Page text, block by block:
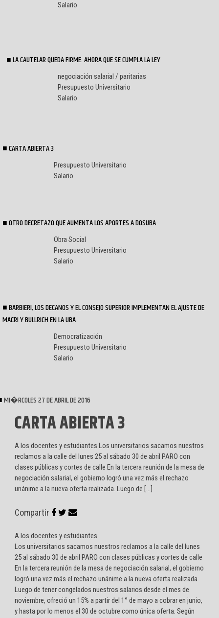
Salario
LA CAUTELAR QUEDA FIRME. AHORA QUE SE CUMPLA LA LEY
negociación salarial / paritarias
Presupuesto Universitario
Salario
CARTA ABIERTA 3
Presupuesto Universitario
Salario
OTRO DECRETAZO QUE AUMENTA LOS APORTES A DOSUBA
Obra Social
Presupuesto Universitario
Salario
BARBIERI, LOS DECANOS Y EL CONSEJO SUPERIOR IMPLEMENTAN EL AJUSTE DE
MACRI Y BULLRICH EN LA UBA
Democratización
Presupuesto Universitario
Salario
MI�RCOLES 27 DE ABRIL DE 2016
CARTA ABIERTA 3
A los docentes y estudiantes Los universitarios sacamos nuestros
reclamos a la calle del lunes 25 al sábado 30 de abril PARO con
clases públicas y cortes de calle En la tercera reunión de la mesa de
negociación salarial, el gobierno logró una vez más el rechazo
unánime a la nueva oferta realizada. Luego de […]
Compartir
A los docentes y estudiantes
Los universitarios sacamos nuestros reclamos a la calle del lunes
25 al sábado 30 de abril PARO con clases públicas y cortes de calle
En la tercera reunión de la mesa de negociación salarial, el gobierno
logró una vez más el rechazo unánime a la nueva oferta realizada.
Luego de tener congelados nuestros salarios desde el mes de
noviembre, ofreció un 15% a partir del 1° de mayo a cobrar en junio,
y hasta por lo menos el 30 de octubre como única oferta. Según